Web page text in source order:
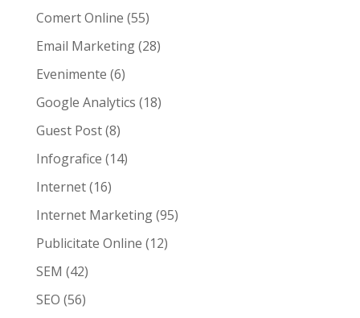
Comert Online (55)
Email Marketing(28)
Evenimente (6)
Google Analytics (18)
Guest Post(8)
Infografice (14)
Internet(16)
Internet Marketing(95)
Publicitate Online (12)
SEM (42)
SEO (56)